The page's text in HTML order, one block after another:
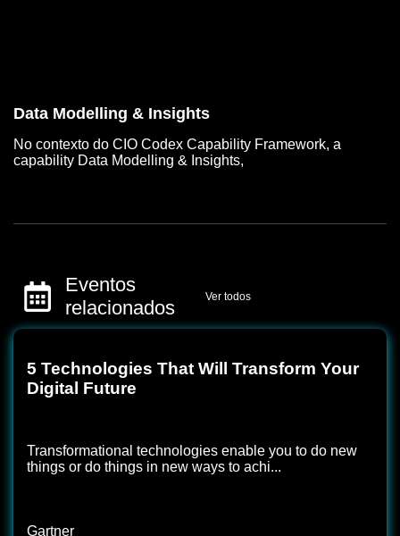
Data Modelling & Insights
No contexto do CIO Codex Capability Framework, a
capability Data Modelling & Insights,
Eventos
relacionados
Ver todos
5 Technologies That Will Transform Your
Digital Future
Transformational technologies enable you to do new
things or do things in new ways to achi...
Gartner